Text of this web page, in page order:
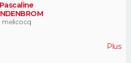
Pascaline
melicocq
Plus